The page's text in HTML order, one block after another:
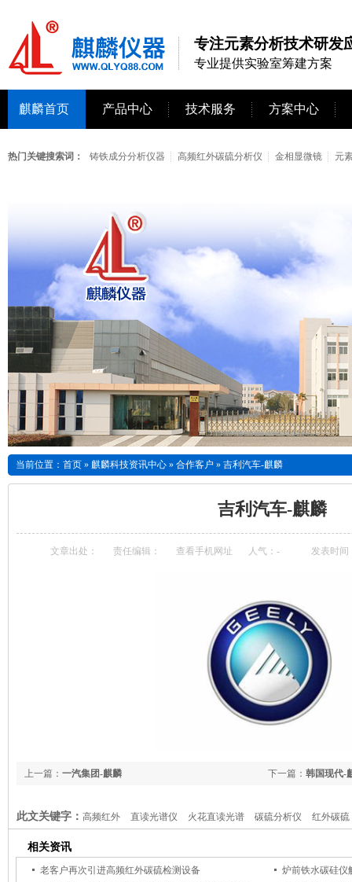
专注元素分析技术研发
专业提供实验室筹建方案
麒麟首页 产品中心 技术服务 方案中心
热门关键搜索词： 铸铁成分分析仪器 高频红外碳硫分析仪 金相显微镜 元
当前位置： 首页 » 麒麟科技资讯中心 » 合作客户 » 吉利汽车-麒麟
吉利汽车-麒麟
文章出处： 责任编辑： 查看手机网址 人气： - 发表时间
下一篇： 韩国现代-
上一篇： 一汽集团-麒麟
此文关键字： 高频红外 直读光谱仪 火花直读光谱 碳硫分析仪 红外碳硫
析仪 红外高频
相关资讯
老客户再次引进高频红外碳硫检测设备
炉前铁水碳硅仪